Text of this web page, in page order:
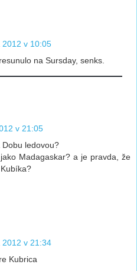
2012 v 10:05
na Sursday, senks.
v 21:05
ledovou?
Madagaskar? a je pravda, že
2012 v 21:34
Kubrica